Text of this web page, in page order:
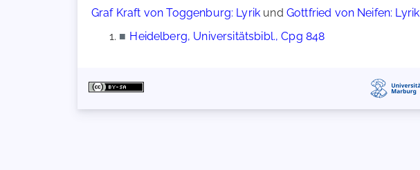
Graf Kraft von Toggenburg: Lyrik und Gottfried von Neifen: Lyrik
■ Heidelberg, Universitätsbibl., Cpg 848